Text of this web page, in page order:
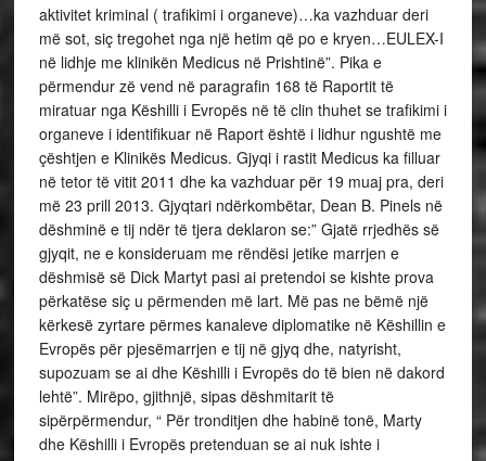
aktivitet kriminal ( trafikimi i organeve)…ka vazhduar deri
më sot, siç tregohet nga një hetim që po e kryen…EULEX-I
në lidhje me klinikën Medicus në Prishtinë”. Pika e
përmendur zë vend në paragrafin 168 të Raportit të
miratuar nga Këshilli i Evropës në të clin thuhet se trafikimi i
organeve i identifikuar në Raport është i lidhur ngushtë me
çështjen e Klinikës Medicus. Gjyqi i rastit Medicus ka filluar
në tetor të vitit 2011 dhe ka vazhduar për 19 muaj pra, deri
më 23 prill 2013. Gjyqtari ndërkombëtar, Dean B. Pinels në
dëshminë e tij ndër të tjera deklaron se:” Gjatë rrjedhës së
gjyqit, ne e konsideruam me rëndësi jetike marrjen e
dëshmisë së Dick Martyt pasi ai pretendoi se kishte prova
përkatëse siç u përmenden më lart. Më pas ne bëmë një
kërkesë zyrtare përmes kanaleve diplomatike në Këshillin e
Evropës për pjesëmarrjen e tij në gjyq dhe, natyrisht,
supozuam se ai dhe Këshilli i Evropës do të bien në dakord
lehtë”. Mirëpo, gjithnjë, sipas dëshmitarit të
sipërpërmendur, “ Për tronditjen dhe habinë tonë, Marty
dhe Këshilli i Evropës pretenduan se ai nuk ishte i